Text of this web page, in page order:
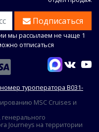
Подписаться
мы рассылаем не чаще 1
отписаться
туроператора В031-
MSC Cruises и
Journeys на территории